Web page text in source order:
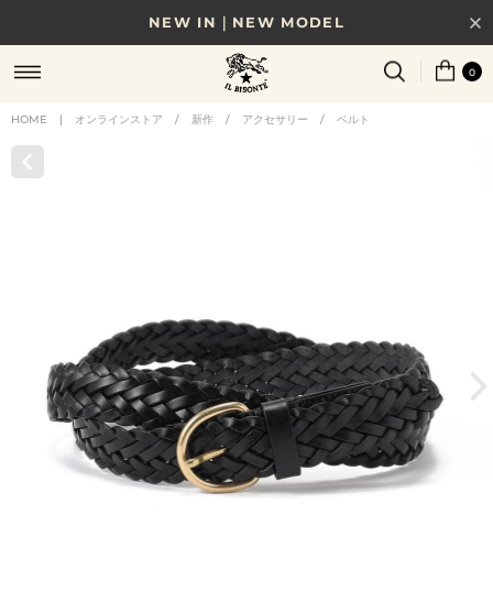
NEW IN｜NEW MODEL
8/17(月)10時まで｜税込11,000円以上で送料無料
贈る相手やシーンから選べる、新しいギフトガイド
0
HOME | オンラインストア / 新作 / アクセサリー / ベルト